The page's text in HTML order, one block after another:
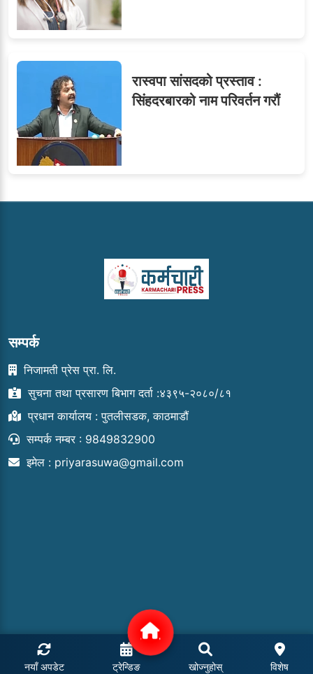
रास्वपा सांसदको प्रस्ताव :
सिंहदरबारको नाम परिवर्तन गरौं
सम्पर्क
निजामती प्रेस प्रा. लि.
सुचना तथा प्रसारण बिभाग दर्ता :४३९५-२०८०/८१
प्रधान कार्यालय : पुतलीसडक, काठमाडौं
सम्पर्क नम्बर : 9849832900
इमेल : priyarasuwa@gmail.com
नयाँ अपडेट ट्रेन्डिङ खोज्नुहोस् विशेष